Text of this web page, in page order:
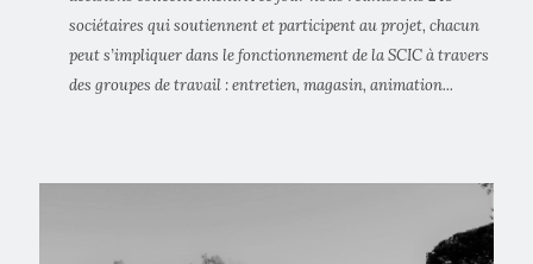
sociétaires qui soutiennent et participent au projet, chacun
peut s’impliquer dans le fonctionnement de la SCIC à travers
des groupes de travail : entretien, magasin, animation...